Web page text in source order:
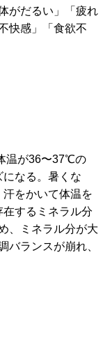
体がだるい」「疲れ
快感」「食欲不
温が36〜37℃の
なる。暑くな
汗をかいて体温を
するミネラル分
、ミネラル分が大
バランスが崩れ、